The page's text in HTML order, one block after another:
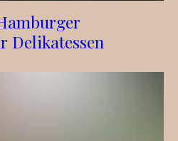
Delikatessen